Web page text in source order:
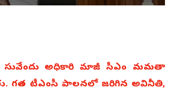
సువేందు అధికారి మాజీ సీఎం మమతా
గత టీఎంసీ పాలనలో జరిగిన అవినీతి,